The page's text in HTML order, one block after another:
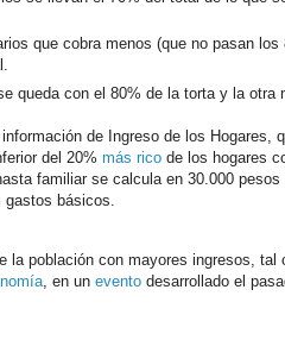
que cobra menos (que no pasan
queda con el 80% de la torta y la otra
de Ingreso de los Hogares,
del 20% más rico de los hogares
familiar se calcula en 30.000
gastos básicos.
la población con mayores ingresos, tal
, en un evento desarrollado el